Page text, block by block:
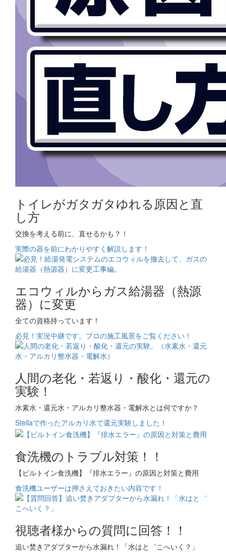
トイレがガタガタゆれる原因と直
し方
交換を考える前に、直せるかも？！
実際の器を前にわかりやすく解説します！
エコウィルからガス給湯器（熱源
器）に変更
全ての資格持っています！
必見！実況中継です。プロの施工風景をご覧ください！
人間の老化・若返り・酸化・還元の
実験！
水素水・還元水・アルカリ整水器・電解水とは何ですか？
Stellaで作ったアルカリ水で還元実験しました！
食洗機のトラブル対策！！
【ビルトイン食洗機】『排水エラー』の原因と対策と費用
食洗機ユーザーは押さえておきたい内容です！
視聴者様からの質問に回答！！
追い焚きアダプターから水漏れ！「水はと゛こへいく？」